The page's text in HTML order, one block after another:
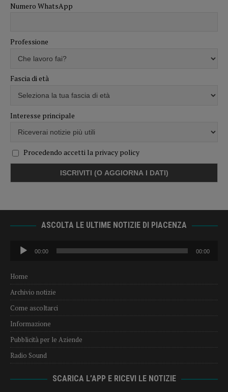
Numero WhatsApp
Professione
Fascia di età
Interesse principale
Procedendo accetti la privacy policy
ASCOLTA LE ULTIME NOTIZIE DI PIACENZA
Audio
Player
00:00 00:00
Home
Archivio notizie
Come ascoltarci
Informazione
Pubblicità per le Aziende
Radio Sound
SCARICA L’APP E RICEVI LE NOTIZIE